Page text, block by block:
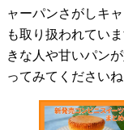
ャーパンさがしキ
も取り扱われてい
きな人や甘いパン
ってみてくださいね